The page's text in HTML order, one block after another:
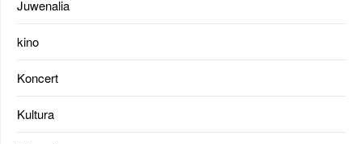
Juwenalia
kino
Koncert
Kultura